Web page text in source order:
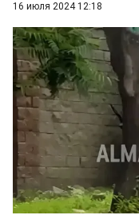
16 июля 2024 12:18